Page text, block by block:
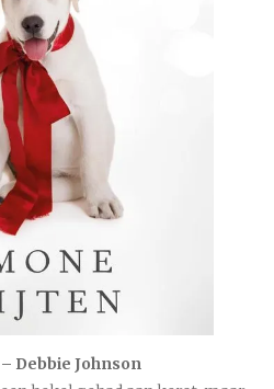
Debbie Johnson